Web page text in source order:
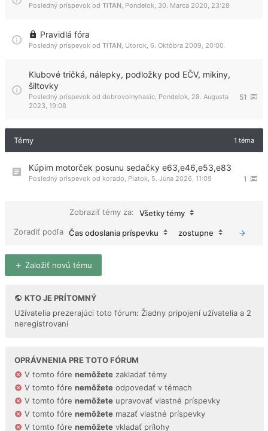
Posledný príspevok od TiTAN Pondelok, 30. Marca 2020, 23:28
Pravidlá fóra
Posledný príspevok od TiTAN Utorok, 6. Októbra 2009, 20:00
Klubové tričká, nálepky, podložky pod EČV, mikiny,
šiltovky
51
Posledný príspevok od dobrovolnyhasic Pondelok, 28. Augusta
2023, 19:08
Témy 1 téma
Kúpim motorček posunu sedačky e63,e46,e53,e83
1
Posledný príspevok od korado Piatok, 5. Júna 2026, 11:09
Zobraziť témy za:
Všetky témy
Zoradiť podľa Čas odoslania príspevku zostupne
Založiť novú tému
KTO JE PRÍTOMNÝ
Užívatelia prezerajúci toto fórum: Žiadny pripojení užívatelia a 2
neregistrovaní
OPRÁVNENIA PRE TOTO FÓRUM
V tomto fóre nemôžete zakladať témy
V tomto fóre nemôžete odpovedať v témach
V tomto fóre nemôžete upravovať vlastné príspevky
V tomto fóre nemôžete mazať vlastné príspevky
V tomto fóre nemôžete vkladať prílohy